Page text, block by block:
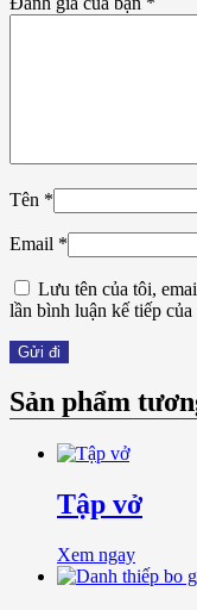
Tên *
Email *
Lưu tên của tôi,
lần bình luận kế tiếp của
Sản phẩm
Tập vở
Xem ngay